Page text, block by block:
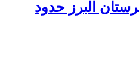
البرز حدود